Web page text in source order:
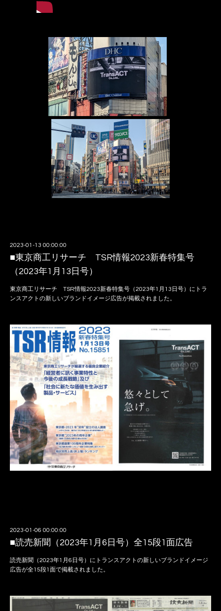
2023-01-13 00:00:00
■東京商工リサーチ TSR情報2023新春特集号
（2023年1月13日号）
東京商工リサーチ TSR情報2023新春特集号（2023年1月13日号）にトラ
ンスアクトの新しいブランドイメージ広告が掲載されました。
2023-01-06 00:00:00
■読売新聞（2023年1月6日号）全15段1面広告
読売新聞（2023年1月6日号）にトランスアクトの新しいブランドイメージ
広告が全15段1面で掲載されました。